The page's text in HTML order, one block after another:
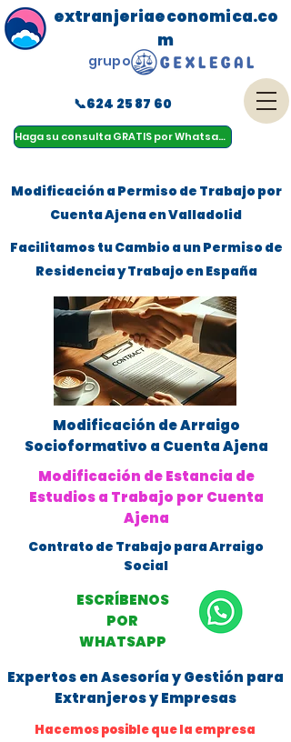
Haga su consulta GRATIS por Whatsapp
menu
extranjeriaeconomica.co
m
📞624 25 87 60
grupo
Modificación a Permiso de Trabajo por
Cuenta Ajena en Valladolid
Facilitamos tu Cambio a un Permiso de
Residencia y Trabajo en España
Modificación de Arraigo
Socioformativo a Cuenta Ajena
Modificación de Estancia de
Estudios a Trabajo por Cuenta
Ajena
Contrato de Trabajo para Arraigo
Social
ESCRÍBENOS
POR
WHATSAPP
Expertos en Asesoría y Gestión para
Extranjeros y Empresas
Hacemos posible que la empresa